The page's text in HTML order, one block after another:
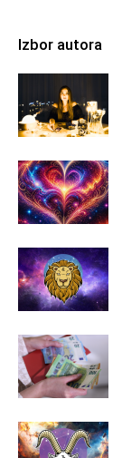
Izbor autora